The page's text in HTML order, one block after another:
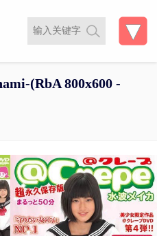
(RbA 800x600 -